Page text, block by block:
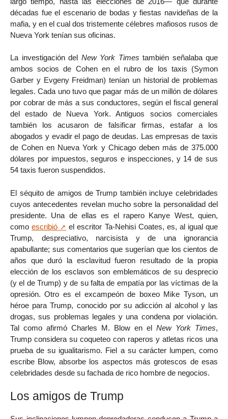
décadas fue el escenario de bodas y fiestas navideñas de la
mafia, y en el cual dos tristemente célebres mafiosos rusos de
Nueva York tenían sus oficinas.
La investigación del New York Times también señalaba que
ambos socios de Cohen en el rubro de los taxis (Symon
Garber y Evgeny Freidman) tenían un historial de problemas
legales. Cada uno tuvo que pagar más de un millón de dólares
por cobrar de más a sus conductores, según el fiscal general
del estado de Nueva York. Antiguos socios comerciales
también los acusaron de falsificar firmas, estafar a los
abogados y evadir el pago de deudas. Las empresas de taxis
de Cohen en Nueva York y Chicago deben más de 375.000
dólares por impuestos, seguros e inspecciones, y 14 de sus
54 taxis fueron suspendidos.
El séquito de amigos de Trump también incluye celebridades
cuyos antecedentes revelan mucho sobre la personalidad del
presidente. Una de ellas es el rapero Kanye West, quien,
comoescribió
el escritor Ta-Nehisi Coates, es, al igual que
Trump, despreciativo, narcisista y de una ignorancia
apabullante; sus comentarios que sugerían que los cientos de
años que duró la esclavitud fueron resultado de la propia
elección de los esclavos son emblemáticos de su desprecio
(y el de Trump) y de su falta de empatía por las víctimas de la
opresión. Otro es el excampeón de boxeo Mike Tyson, un
héroe para Trump, conocido por su adicción al alcohol y las
drogas, sus problemas legales y una condena por violación.
Tal como afirmó Charles M. Blow en el New York Times,
Trump considera su coqueteo con raperos y atletas ricos una
prueba de su igualitarismo. Fiel a su carácter lumpen, como
escribe Blow, absorbe los aspectos más grotescos de esas
celebridades desde su fachada de rico hombre de negocios.
Los amigos de Trump